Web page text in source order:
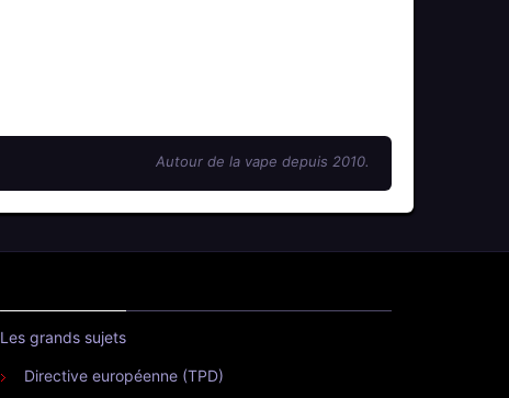
Autour de la vape depuis 2010.
Les grands sujets
Directive européenne (TPD)